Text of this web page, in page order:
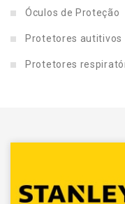
Óculos de Proteção
Protetores autitivos
Protetores